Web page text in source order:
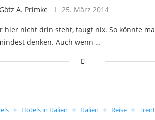
Götz A. Primke 25. März 2014
hier nicht drin steht, taugt nix. So könnte
denken. Auch wenn …
Hotels in Italien Italien Reise